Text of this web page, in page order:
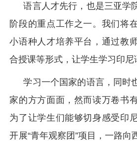
语言人才先行，也是三亚学
阶段的重点工作之一。我们将
小语种人才培养平台，通过教
合授课等形式，让学生学习印尼
学习一个国家的语言，同时
家的方方面面，然而读万卷书
为了让学生们能够切身感受印
开展“青年观察团”项目，一路向